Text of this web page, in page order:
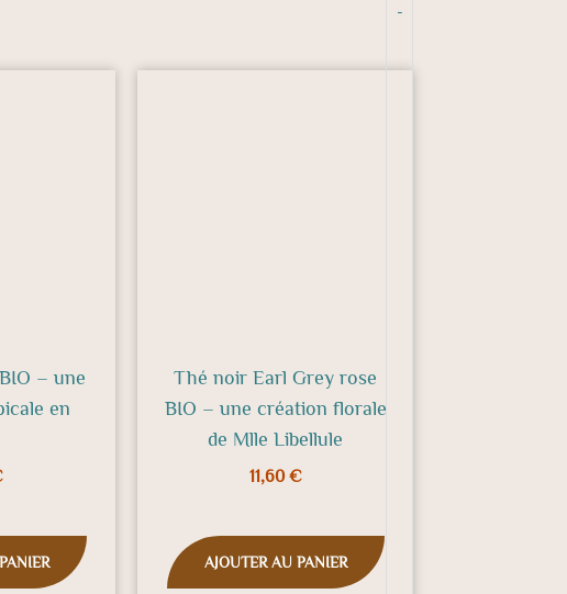
-
– une
en
Thé noir Earl Grey rose
BIO – une création florale
de Mlle Libellule
11,60€
AJOUTER AU PANIER